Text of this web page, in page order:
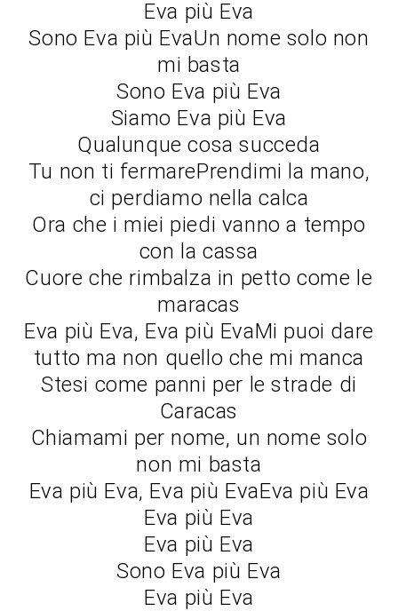
Eva più Eva
Sono Eva più EvaUn nome solo non
mi basta
Sono Eva più Eva
Siamo Eva più Eva
Qualunque cosa succeda
Tu non ti fermarePrendimi la mano,
ci perdiamo nella calca
Ora che i miei piedi vanno a tempo
con la cassa
Cuore che rimbalza in petto come le
maracas
Eva più Eva, Eva più EvaMi puoi dare
tutto ma non quello che mi manca
Stesi come panni per le strade di
Caracas
Chiamami per nome, un nome solo
non mi basta
Eva più Eva, Eva più EvaEva più Eva
Eva più Eva
Eva più Eva
Sono Eva più Eva
Eva più Eva